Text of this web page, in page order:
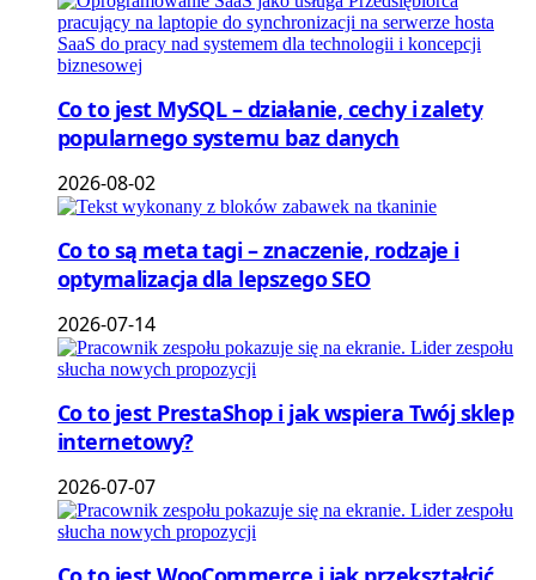
Co to jest MySQL – działanie, cechy i zalety
popularnego systemu baz danych
2026-08-02
Co to są meta tagi – znaczenie, rodzaje i
optymalizacja dla lepszego SEO
2026-07-14
Co to jest PrestaShop i jak wspiera Twój sklep
internetowy?
2026-07-07